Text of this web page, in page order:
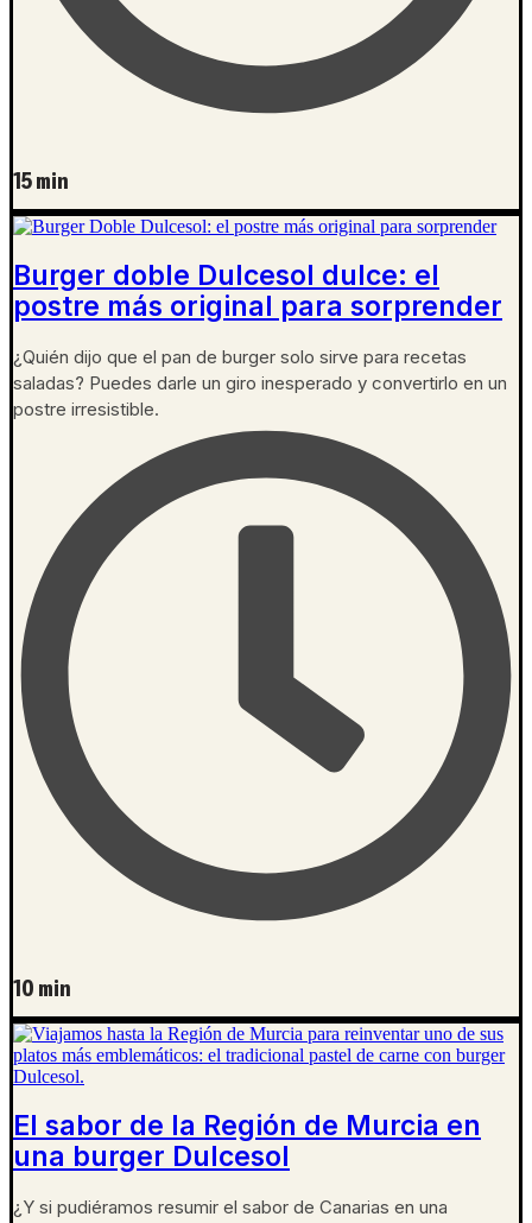
15 min
Burger doble Dulcesol dulce: el
postre más original para sorprender
¿Quién dijo que el pan de burger solo sirve para recetas
saladas? Puedes darle un giro inesperado y convertirlo en un
postre irresistible.
10 min
El sabor de la Región de Murcia en
una burger Dulcesol
¿Y si pudiéramos resumir el sabor de Canarias en una